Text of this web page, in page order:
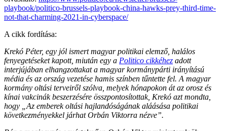
playbook/politico-brussels-playbook-china-hawks-prey-third-time-
not-that-charming-2021-in-cyberspace/
A cikk fordítása:
Krekó Péter, egy jól ismert magyar politikai elemző, halálos
fenyegetéseket kapott, miután egy a Politico cikkéhez adott
interjújában elhangzottakat a magyar kormánypárti irányítású
média és az ország vezetése hamis színben tűntette fel. A magyar
kormány oltási terveiről szólva, melyek hónapokon át az orosz és
kínai vakcinák beszerzésére összpontosítottak, Krekó azt mondta,
hogy „Az emberek oltási hajlandóságának aláásása politikai
következményekkel járhat Orbán Viktorra nézve”.